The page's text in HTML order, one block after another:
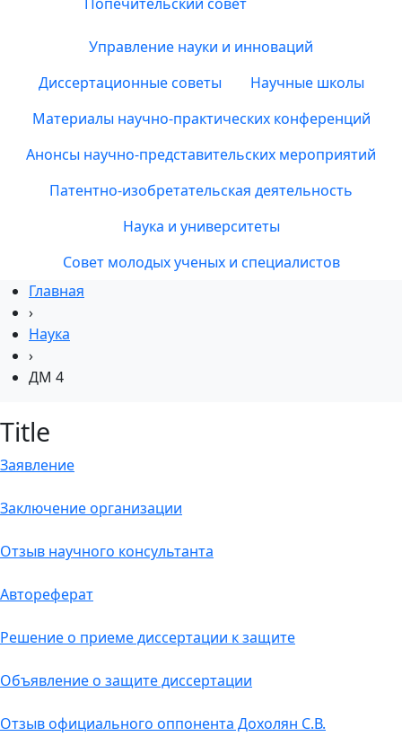
Управление науки и инноваций
Диссертационные советы
Научные школы
Материалы научно-практических конференций
Анонсы научно-представительских мероприятий
Патентно-изобретательская деятельность
Наука и университеты
Совет молодых ученых и специалистов
Главная
›
Наука
›
ДМ 4
Title
Заявление
Заключение организации
Отзыв научного консультанта
Автореферат
Решение о приеме диссертации к защите
Объявление о защите диссертации
Отзыв официального оппонента Дохолян С.В.